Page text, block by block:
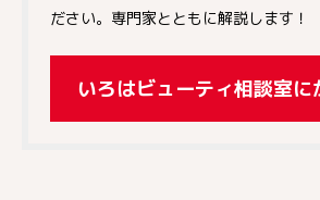
ださい。専門家とともに解説します！
いろはビューティ相談室に